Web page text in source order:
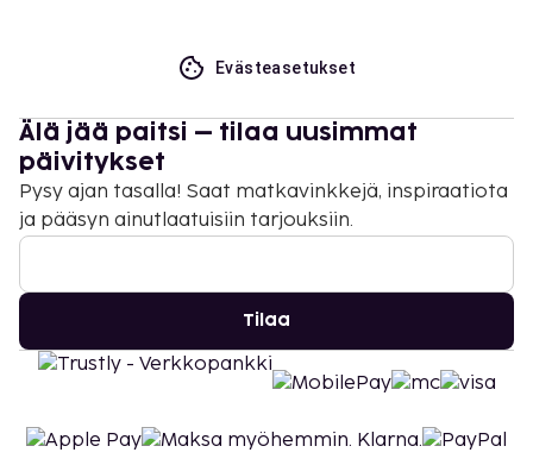
Evästeasetukset
Älä jää paitsi – tilaa uusimmat
päivitykset
Pysy ajan tasalla! Saat matkavinkkejä, inspiraatiota
ja pääsyn ainutlaatuisiin tarjouksiin.
Tilaa